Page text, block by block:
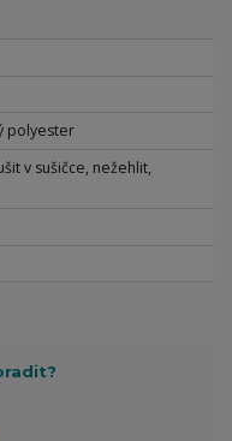
polyester
v sušičce, nežehlit,